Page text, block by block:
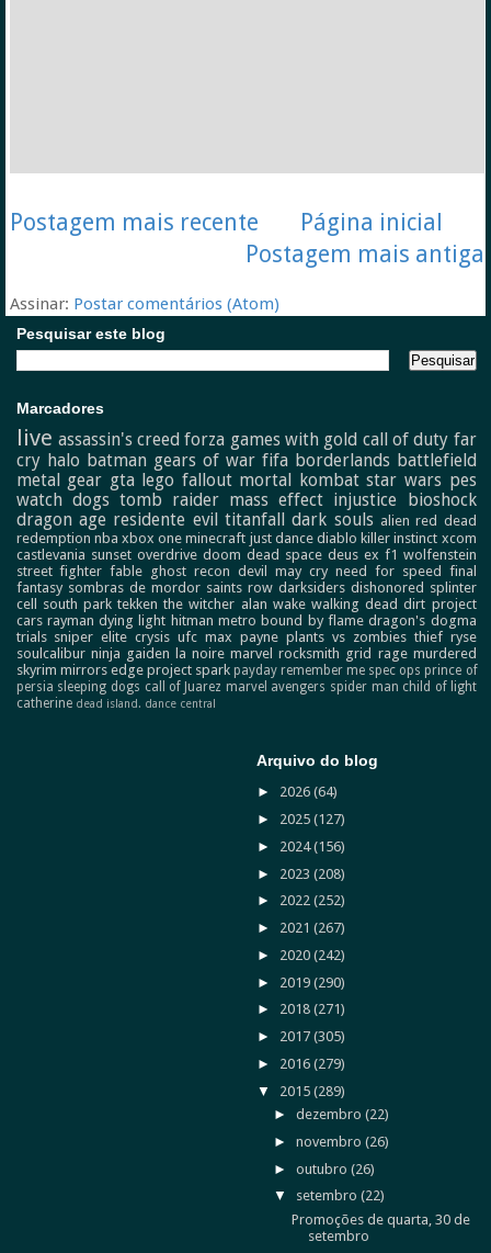
Postagem mais recente
Postagem mais antiga
Página inicial
Assinar: Postar comentários (Atom)
Pesquisar este blog
Marcadores
live assassin's creed forza games with gold call of duty far
cry halo batman gears of war fifa borderlands battlefield
metal gear gta lego fallout mortal kombat star wars pes
watch dogs tomb raider mass effect injustice bioshock
dragon age residente evil titanfall dark souls alien red dead
redemption nba xbox one minecraft just dance diablo killer instinct xcom
castlevania sunset overdrive doom dead space deus ex f1 wolfenstein
street fighter fable ghost recon devil may cry need for speed final
fantasy sombras de mordor saints row darksiders dishonored splinter
cell
south park tekken the witcher alan wake walking dead dirt project
cars rayman dying light hitman metro bound by flame dragon's dogma
trials sniper elite crysis ufc max payne plants vs zombies thief ryse
soulcalibur ninja gaiden la noire marvel rocksmith grid rage murdered
skyrim mirrors edge project spark payday remember me spec ops prince of
persia sleeping dogs call of Juarez marvel avengers spider man child of light
catherine dead island. dance central
Arquivo do blog
► 2026 (64)
► 2025 (127)
► 2024(156)
► 2023 (208)
► 2022 (252)
► 2021 (267)
► 2020 (242)
► 2019 (290)
► 2018 (271)
► 2017 (305)
► 2016 (279)
▼ 2015 (289)
►dezembro(22)
►novembro(26)
►outubro(26)
▼ setembro(22)
Promoções de quarta, 30 de
setembro